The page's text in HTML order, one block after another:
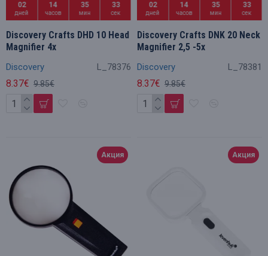
02
дней
14
часов
35
мин
32
сек
Discovery L_78376
Discovery Crafts DHD 10 Head
Magnifier 4x
8.37€ 9.85€
02
дней
14
часов
35
мин
32
сек
Discovery L_78381
Discovery Crafts DNK 20 Neck
Magnifier 2,5 -5x
8.37€ 9.85€
Акция Акция